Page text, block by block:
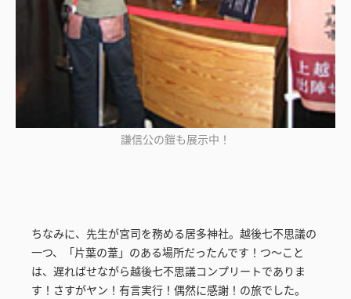
謙信公の鎧も展示中！
ちなみに、先生が宮司を務める居多神社。越後七不思議の
一つ、「片葉の葦」のある場所だったんです！つ～こと
は、遅ればせながら越後七不思議コンプリートでありま
す！さすがヤン！有言実行！偶然に感謝！の旅でした。